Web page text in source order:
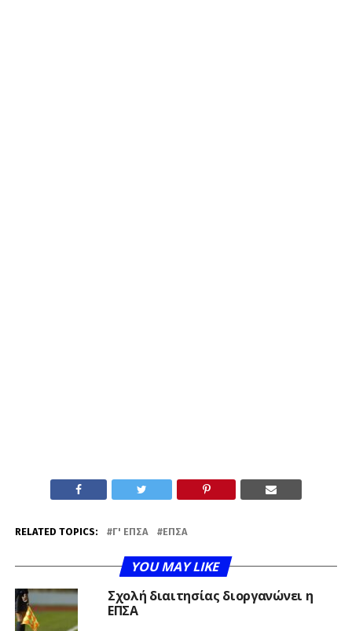
RELATED TOPICS: Γ' ΕΠΣΑ ΕΠΣΑ
YOU MAY LIKE
Σχολή διαιτησίας διοργανώνει η
ΕΠΣΑ